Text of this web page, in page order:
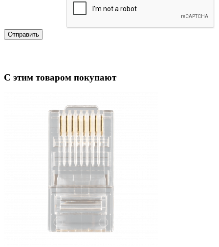
Отправить
С этим товаром покупают